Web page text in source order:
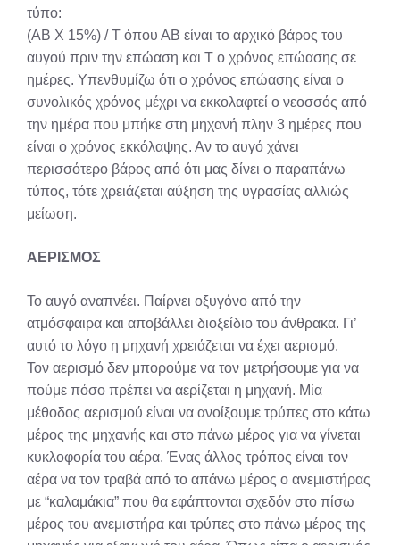
τύπο:
(ΑΒ Χ 15%) / Τ όπου ΑΒ είναι το αρχικό βάρος του
αυγού πριν την επώαση και Τ ο χρόνος επώασης σε
ημέρες. Υπενθυμίζω ότι ο χρόνος επώασης είναι ο
συνολικός χρόνος μέχρι να εκκολαφτεί ο νεοσσός από
την ημέρα που μπήκε στη μηχανή πλην 3 ημέρες που
είναι ο χρόνος εκκόλαψης. Αν το αυγό χάνει
περισσότερο βάρος από ότι μας δίνει ο παραπάνω
τύπος, τότε χρειάζεται αύξηση της υγρασίας αλλιώς
μείωση.
ΑΕΡΙΣΜΟΣ
Το αυγό αναπνέει. Παίρνει οξυγόνο από την
ατμόσφαιρα και αποβάλλει διοξείδιο του άνθρακα. Γι’
αυτό το λόγο η μηχανή χρειάζεται να έχει αερισμό.
Τον αερισμό δεν μπορούμε να τον μετρήσουμε για να
πούμε πόσο πρέπει να αερίζεται η μηχανή. Μία
μέθοδος αερισμού είναι να ανοίξουμε τρύπες στο κάτω
μέρος της μηχανής και στο πάνω μέρος για να γίνεται
κυκλοφορία του αέρα. Ένας άλλος τρόπος είναι τον
αέρα να τον τραβά από το απάνω μέρος ο ανεμιστήρας
με “καλαμάκια” που θα εφάπτονται σχεδόν στο πίσω
μέρος του ανεμιστήρα και τρύπες στο πάνω μέρος της